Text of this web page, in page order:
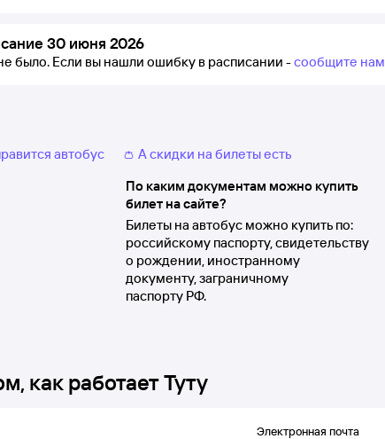
30 июня 2026
было. Если вы нашли ошибку в расписании -сообщите нам
автобус
👛 А скидки на билеты есть
По каким документам можно купить
билет на сайте?
Билеты на автобус можно купить по:
российскому паспорту, свидетельству
о рождении, иностранному
документу, заграничному
паспорту РФ.
как работает Туту
Электронная почта